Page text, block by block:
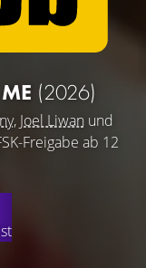
(2026)
, Joel Liwan und
Freigabe ab 12